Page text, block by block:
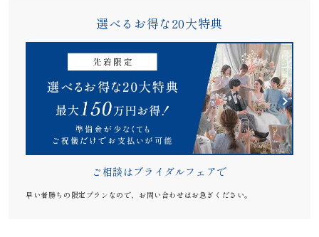
選べるお得な20大特典
ご相談はブライダルフェアで
早い者勝ちの限定プランなので、お問い合わせはお急ぎください。